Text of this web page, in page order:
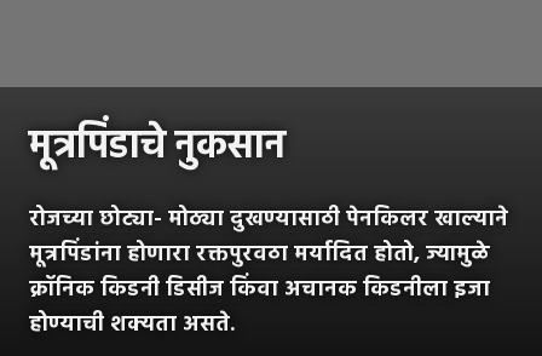
मूत्रपिंडाचे नुकसान
रोजच्या छोट्या- मोठ्या दुखण्यासाठी पेनकिलर खाल्याने
मूत्रपिंडांना होणारा रक्तपुरवठा मर्यादित होतो, ज्यामुळे
क्रॉनिक किडनी डिसीज किंवा अचानक किडनीला इजा
होण्याची शक्यता असते.